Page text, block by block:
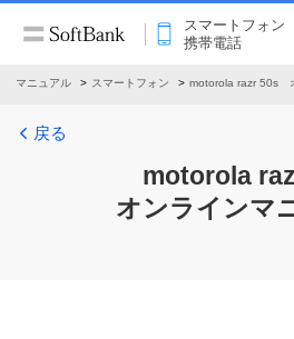
スマートフォン
携帯電話
ンマニュアル スマートフォン motorola razr 50s
戻る
motorola
オンラインマ